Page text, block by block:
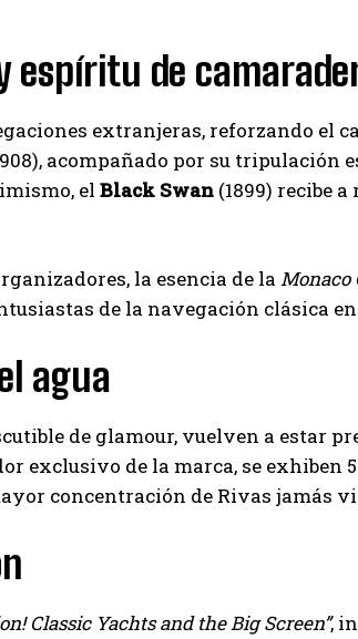
mundo a
su presencia
destaca
espíritu de
extranjeras, reforzando el
acompañado por su tripulación
el Black Swan (1899) recibe
la esencia de la Monaco
de la navegación clásica
agua
de glamour, vuelven a estar
exclusivo de la marca, se exhiben
concentración de Rivas jamás
Classic Yachts and the Big Screen”,